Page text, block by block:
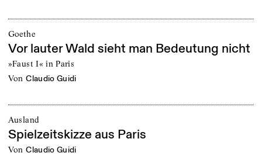
Goethe
Vor lauter Wald sieht man Bedeutung nicht
»Faust I« in Paris
von Claudio Guidi
Ausland
Spielzeitskizze aus Paris
von Claudio Guidi